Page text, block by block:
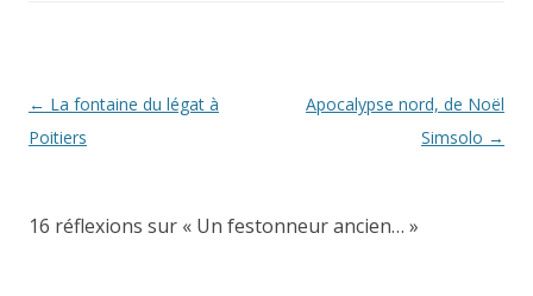
Navigation
des
← La fontaine du légat à
Poitiers
Apocalypse nord, de Noël
Simsolo →
16 réflexions sur « Un festonneur ancien… »